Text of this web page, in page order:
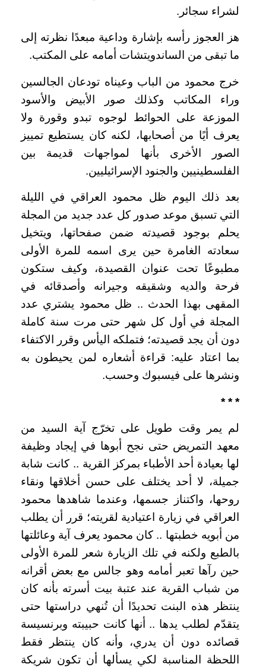
لشراء سجائر.
هز العجوز رأسه بإشارة وداعية مبعدًا نظرته إلى
ما تبقى من الساندويتشات أمامه على المكتب.
خرج محمود من الباب وعيناه تودعان الجالسين
وراء المكاتب وكذلك صور الأبيض والأسود
الموزعة على الحوائط لوجوه تبدو وقورة ولا
يعرف أيًا من أصحابها، لكنه كان يستطيع تمييز
الصور الأخرى بأنها لمواجهات قديمة بين
الفلسطينيين والجنود الإسرائيليين.
بعد ذلك اليوم ظل محمود العراقي في الليلة
التي تسبق موعد صدور كل عدد جديد من المجلة
يحلم بوجود قصيدته ضمن صفحاتها، ويتخيل
سعادته الغامرة حين يرى اسمه للمرة الأولى
مطبوعًا تحت عنوان القصيدة، وكيف ستكون
فرحة والديه وشقيقه وجيرانه وأصدقائه في
المقهى بهذا الحدث .. ظل محمود يشتري عدد
المجلة في أول كل شهر حتى مرت سنة كاملة
دون أن يجد قصيدته؛ فتملكه اليأس وقرر الاكتفاء
بما اعتاد عليه: قراءة أشعاره لمن يحيطون به
ونشرها على فيسبوك وحسب.
* * *
لم يمر وقت طويل على تخرّج آية السيد من
معهد التمريض حتى نجح أبوها في إيجاد وظيفة
لها بعيادة أحد الأطباء بمركز القرية .. كانت شابة
جميلة، لا أحد يختلف على حسن أخلاقها ونقاء
روحها، واكتناز جسمها، وعندما شاهدها محمود
العراقي في زيارة اعتيادية لقريته؛ قرر أن يطلب
من أبويه خطبتها .. كان محمود يعرف آية وعائلتها
بالطبع ولكنه في تلك الزيارة شعر للمرة الأولى
حين رآها تعبر أمامه وهو جالس مع بعض أقرانه
من شباب القرية عند عتبة بيت أسرته بأنه كان
ينتظر هذه البنت تحديدًا أن تُنهي دراستها حتى
يتقدّم لطلب يدها .. أنها كانت حبيبته وبرنسيسة
قصائده دون أن يدري، وأنه كان ينتظر فقط
اللحظة المناسبة لكي يسألها أن تكون شريكة